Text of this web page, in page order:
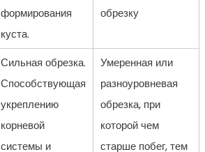
формирования
куста.
обрезку
Сильная обрезка.
Способствующая
укреплению
корневой
системы и
Умеренная или
разноуровневая
обрезка, при
которой чем
старше побег, тем